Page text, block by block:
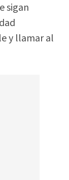
sigan
y llamar al